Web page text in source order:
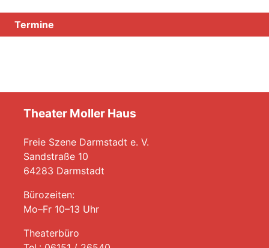
Termine
Theater Moller Haus
Freie Szene Darmstadt e. V.
Sandstraße 10
64283 Darmstadt
Bürozeiten:
Mo–Fr 10–13 Uhr
Theaterbüro